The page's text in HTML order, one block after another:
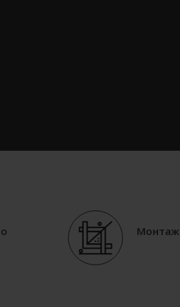
Монтаж